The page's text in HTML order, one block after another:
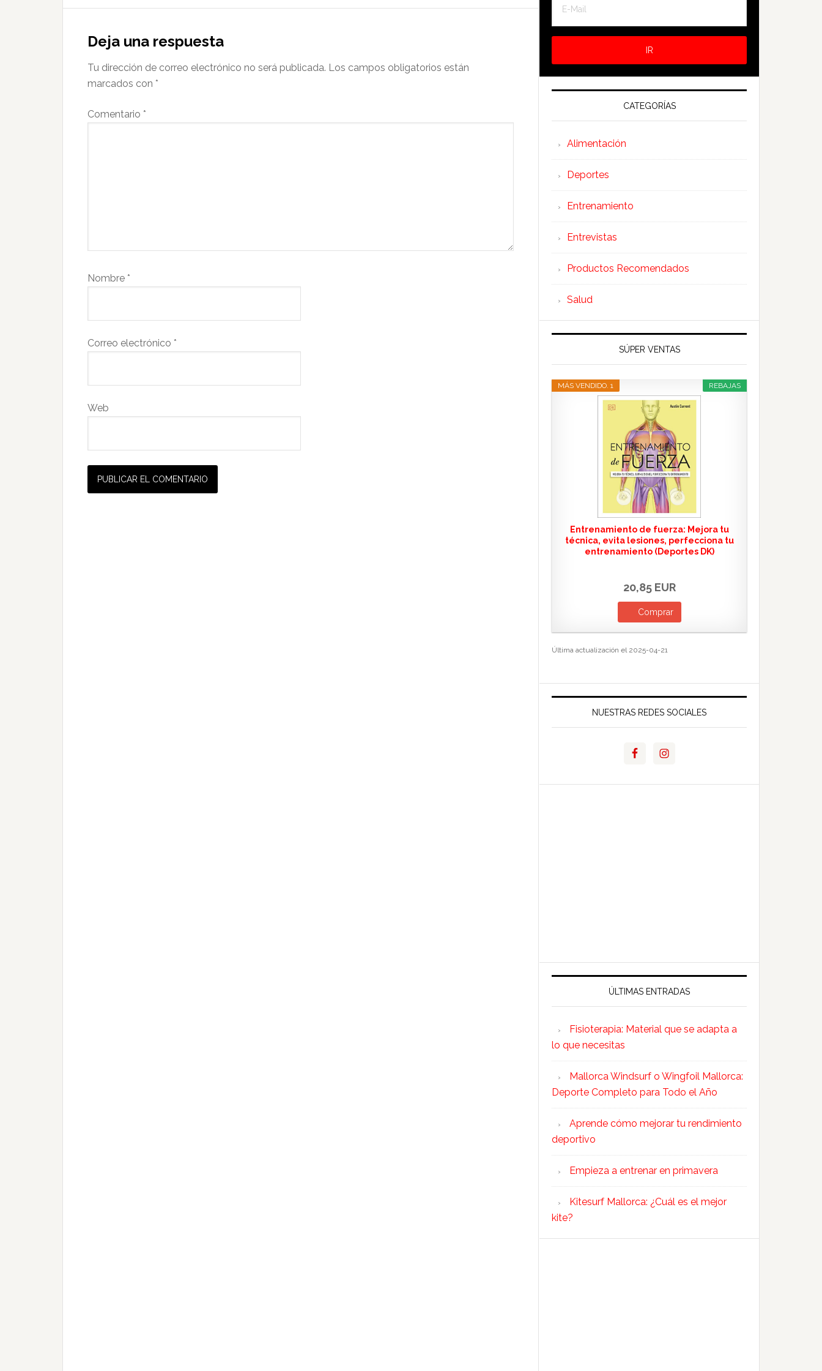
con
lectores
Deja una respuesta
Tu dirección de correo electrónico no será publicada. Los campos obligatorios están
marcados con *
Comentario *
Nombre *
Correo electrónico *
Web
CATEGORÍAS
Alimentación
Deportes
Entrenamiento
Entrevistas
Productos Recomendados
Salud
SÚPER VENTAS
REBAJAS
MÁS VENDIDO. 1
Entrenamiento de fuerza: Mejora tu
técnica, evita lesiones, perfecciona tu
entrenamiento (Deportes DK)
20,85 EUR
Comprar
Última actualización el 2025-04-21
NUESTRAS REDES SOCIALES
ÚLTIMAS ENTRADAS
Fisioterapia: Material que se adapta a
lo que necesitas
Mallorca Windsurf o Wingfoil Mallorca:
Deporte Completo para Todo el Año
Aprende cómo mejorar tu rendimiento
deportivo
Empieza a entrenar en primavera
Kitesurf Mallorca: ¿Cuál es el mejor
kite?